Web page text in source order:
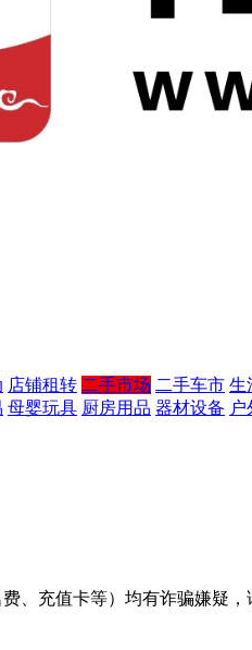
店铺租转 二手市场 二手车市 生
母婴玩具 厨房用品 器材设备 户
、充值卡等）均有诈骗嫌疑，